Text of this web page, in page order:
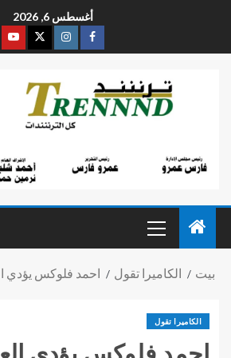
أغسطس 6, 2026
بيت الكاميرا تقول احمد فلوكس يؤدي
الكاميرا تقول